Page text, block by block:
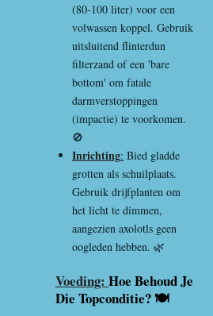
(80-100 liter) voor een
volwassen koppel. Gebruik
uitsluitend flinterdun
filterzand of een 'bare
bottom' om fatale
darmverstoppingen
(impactie) te voorkomen.
🚫
Inrichting: Bied gladde
grotten als schuilplaats.
Gebruik drijfplanten om
het licht te dimmen,
aangezien axolotls geen
oogleden hebben. 🌿
Voeding: Hoe Behoud Je
Die Topconditie? 🍽️